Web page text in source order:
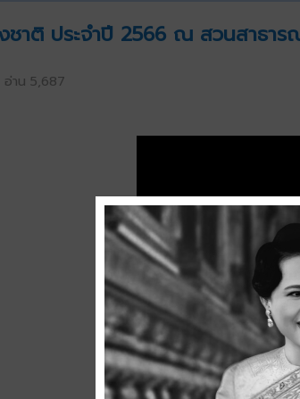
ชาติ ประจำปี 2566 ณ สวนสาธา
าน 5,687